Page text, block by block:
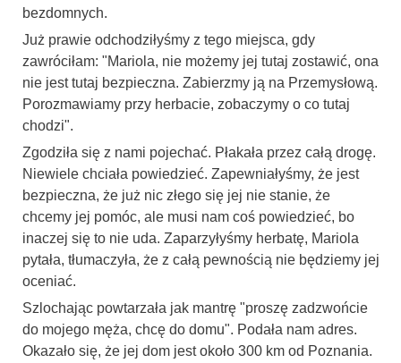
bezdomnych.
Już prawie odchodziłyśmy z tego miejsca, gdy
zawróciłam: "Mariola, nie możemy jej tutaj zostawić, ona
nie jest tutaj bezpieczna. Zabierzmy ją na Przemysłową.
Porozmawiamy przy herbacie, zobaczymy o co tutaj
chodzi".
Zgodziła się z nami pojechać. Płakała przez całą drogę.
Niewiele chciała powiedzieć. Zapewniałyśmy, że jest
bezpieczna, że już nic złego się jej nie stanie, że
chcemy jej pomóc, ale musi nam coś powiedzieć, bo
inaczej się to nie uda. Zaparzyłyśmy herbatę, Mariola
pytała, tłumaczyła, że z całą pewnością nie będziemy jej
oceniać.
Szlochając powtarzała jak mantrę "proszę zadzwońcie
do mojego męża, chcę do domu". Podała nam adres.
Okazało się, że jej dom jest około 300 km od Poznania.